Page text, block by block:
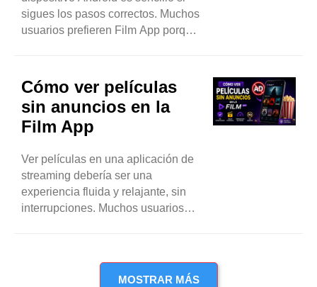
sigues los pasos correctos. Muchos
usuarios prefieren Film App porque
embargo, dado que no siempre está
disponible en la Play Store, algunas
personas se confunden durante la...
Cómo ver películas
sin anuncios en la
Film App
Ver películas en una aplicación de
streaming debería ser una
experiencia fluida y relajante, sin
interrupciones. Muchos usuarios
entorpecer la experiencia. La buena
MOSTRAR MÁS